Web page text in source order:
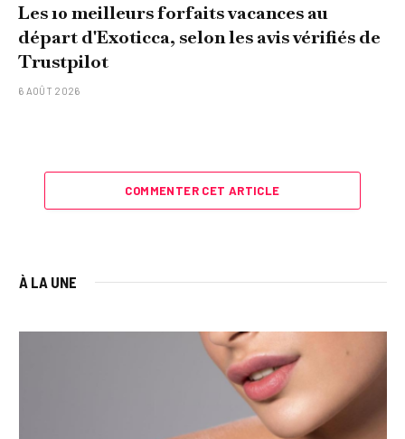
Les 10 meilleurs forfaits vacances au
départ d'Exoticca, selon les avis vérifiés de
Trustpilot
6 AOÛT 2026
COMMENTER CET ARTICLE
À LA UNE